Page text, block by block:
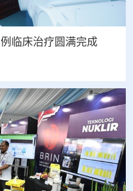
临床治疗圆满完成